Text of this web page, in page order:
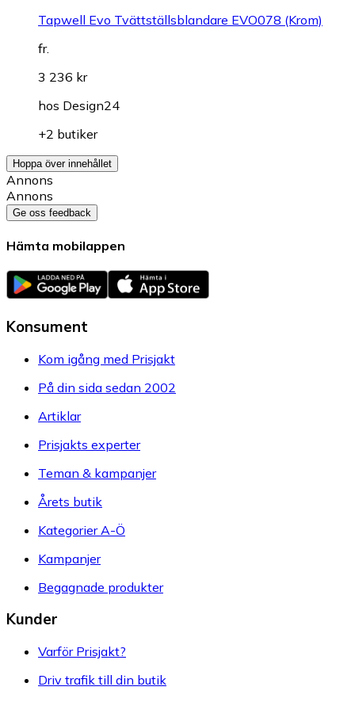
Tapwell Evo Tvättställsblandare EVO078 (Krom)
fr.
3 236 kr
hos Design24
+2 butiker
Hoppa över innehållet
Annons
Annons
Ge oss feedback
Hämta mobilappen
Konsument
Kom igång med Prisjakt
På din sida sedan 2002
Artiklar
Prisjakts experter
Teman & kampanjer
Årets butik
Kategorier A-Ö
Kampanjer
Begagnade produkter
Kunder
Varför Prisjakt?
Driv trafik till din butik